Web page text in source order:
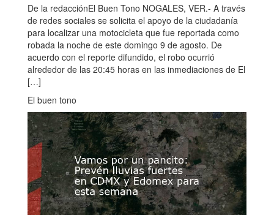
De la redacciónEl Buen Tono NOGALES, VER.- A través
de redes sociales se solicita el apoyo de la ciudadanía
para localizar una motocicleta que fue reportada como
robada la noche de este domingo 9 de agosto. De
acuerdo con el reporte difundido, el robo ocurrió
alrededor de las 20:45 horas en las inmediaciones de El
[…]
El buen tono